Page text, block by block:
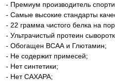
- Премиум производитель
- Самые высокие стандарты
- 22 грамма чистого белка на
- Ультрачистый протеин
- Обогащен ВСАА и Глютамин;
- Не содержит примесей;
- Нет синтетики;
- Нет САХАРА;